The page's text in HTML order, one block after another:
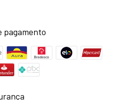
pagamento